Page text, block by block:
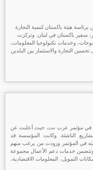
هيئة باكستان لتنمية التجارة
سفير باكستان في لبنان. وتركزت
وخدمات تكنولوجيا المعلومات،
التجارة والاستثمار بين البلدين
في مؤتمر عرب نت، حيث أعلنت عن
الناشئة. وكانت المؤسسة قد
في المؤتمر وزودت من يرغب منهم
وتتضمن خدمات دعم الأعمال مجموعة
التمويل، المعلومات الاقتصادية،